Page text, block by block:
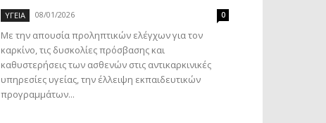
ΥΓΕΙΑ 08/01/2026 0
Με την απουσία προληπτικών ελέγχων για τον
καρκίνο, τις δυσκολίες πρόσβασης και
καθυστερήσεις των ασθενών στις αντικαρκινικές
υπηρεσίες υγείας, την έλλειψη εκπαιδευτικών
προγραμμάτων...